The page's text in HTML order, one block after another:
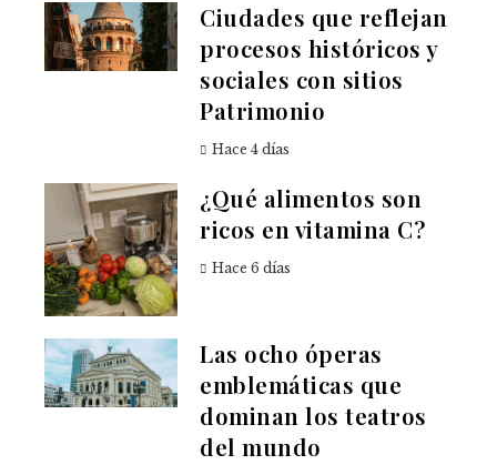
Ciudades que reflejan
procesos históricos y
sociales con sitios
Patrimonio
Hace 4 días
¿Qué alimentos son
ricos en vitamina C?
Hace 6 días
Las ocho óperas
emblemáticas que
dominan los teatros
del mundo